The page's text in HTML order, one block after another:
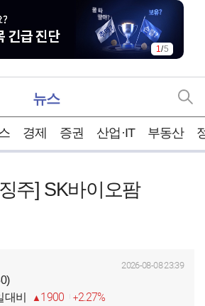
1/5
뉴스
경제 증권 산업·IT 부동산
주] SK바이오팜
2026-08-08 23:39
대비 1900 2.27%